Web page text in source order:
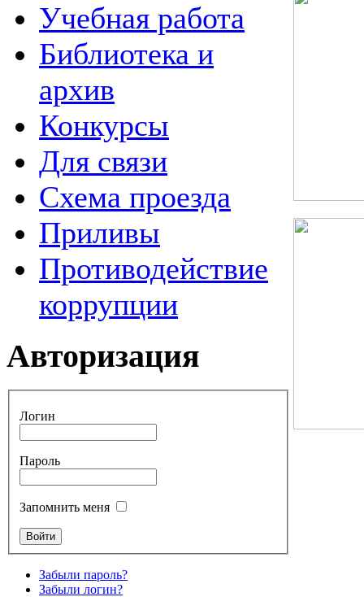
Учебная работа
Библиотека и
архив
Конкурсы
Для связи
Схема проезда
Приливы
Противодействие
коррупции
Авторизация
Логин
Пароль
Запомнить меня
Забыли пароль?
Забыли логин?